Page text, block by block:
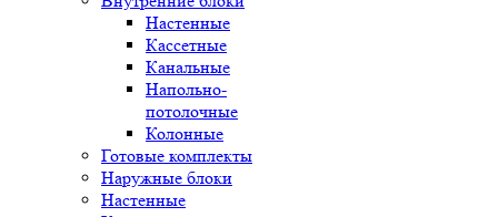
Настенные
Кассетные
Канальные
Напольно-
потолочные
Колонные
Готовые комплекты
Наружные блоки
Настенные